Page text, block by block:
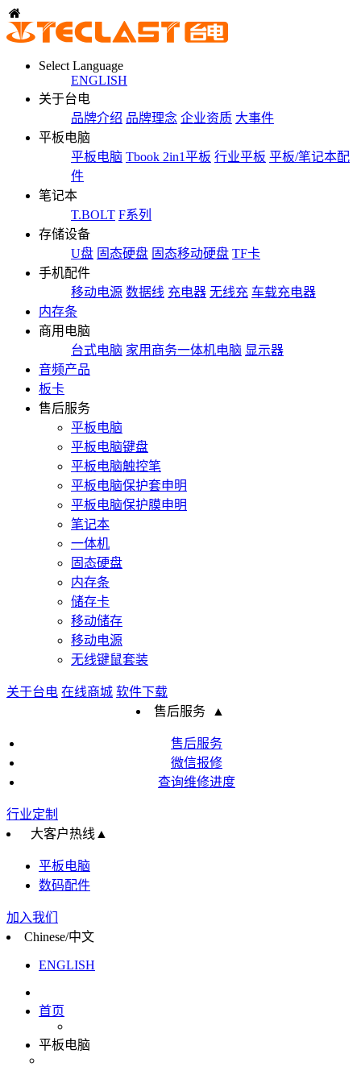
Select Language
ENGLISH
关于台电
品牌介绍 品牌理念 企业资质 大事件
平板电脑
平板电脑 Tbook 2in1平板 行业平板 平板/笔记本配
件
笔记本
T.BOLT F系列
存储设备
U盘 固态硬盘 固态移动硬盘 TF卡
手机配件
移动电源 数据线 充电器 无线充 车载充电器
内存条
商用电脑
台式电脑 家用商务一体机电脑 显示器
音频产品
板卡
售后服务
平板电脑
平板电脑键盘
平板电脑触控笔
平板电脑保护套申明
平板电脑保护膜申明
笔记本
一体机
固态硬盘
内存条
储存卡
移动储存
移动电源
无线键鼠套装
关于台电 在线商城 软件下载
售后服务
▲
售后服务
微信报修
查询维修进度
行业定制
大客户热线 ▲
平板电脑
数码配件
加入我们
Chinese/中文
ENGLISH
首页
平板电脑